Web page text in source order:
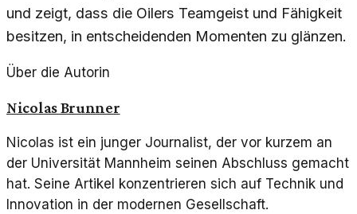
und zeigt, dass die Oilers Teamgeist und Fähigkeit
besitzen, in entscheidenden Momenten zu glänzen.
Über die Autorin
Nicolas Brunner
Nicolas ist ein junger Journalist, der vor kurzem an
der Universität Mannheim seinen Abschluss gemacht
hat. Seine Artikel konzentrieren sich auf Technik und
Innovation in der modernen Gesellschaft.